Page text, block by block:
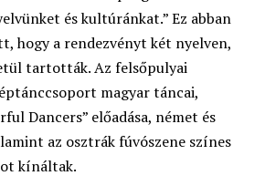
és kultúránkat.” Ez abban
hogy a rendezvényt két nyelven,
tartották. Az felsőpulyai
magyar táncai,
Dancers” előadása, német és
az osztrák fúvószene színes
kínáltak.